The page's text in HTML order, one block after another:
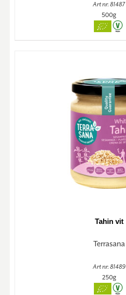
Art nr. 81487
500g
Tahin vit
Terrasana
Art nr. 81489
250g